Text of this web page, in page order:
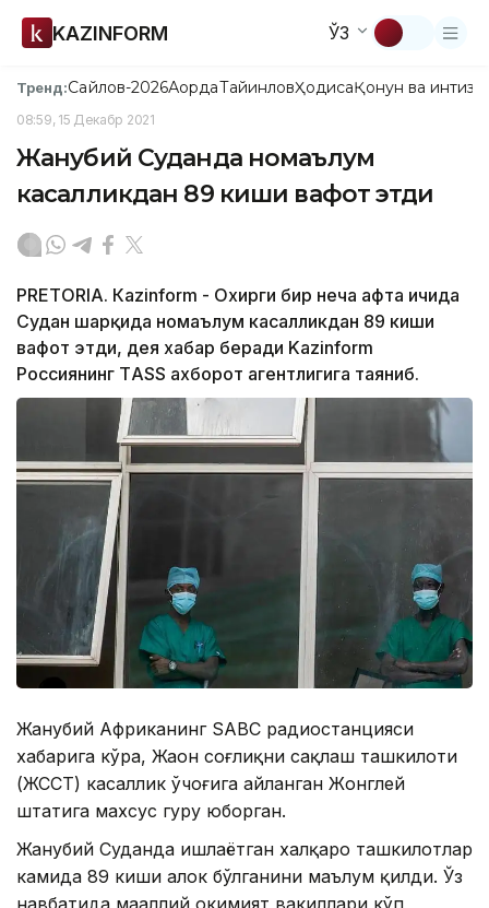
KAZINFORM ЎЗ
Тренд:Сайлов-2026АқордаТайинловҲодисаҚонун ва
08:59, 15 Декабр 2021
Жанубий Суданда номаълум
касалликдан 89 киши вафот этди
PRETORIA. Кazinform - Охирги бир неча ҳафта ичида
Судан шарқида номаълум касалликдан 89 киши
вафот этди, дея хабар беради Kazinform
Россиянинг ТASS ахборот агентлигига таяниб.
Жанубий Aфриканинг SABC радиостанцияси
хабарига кўра, Жаҳон соғлиқни сақлаш ташкилоти
(ЖССТ) касаллик ўчоғига айланган Жонглей
штатига махсус гуруҳ юборган.
Жанубий Суданда ишлаётган халқаро ташкилотлар
камида 89 киши ҳалок бўлганини маълум қилди. Ўз
навбатида маҳаллий ҳокимият вакиллари кўп